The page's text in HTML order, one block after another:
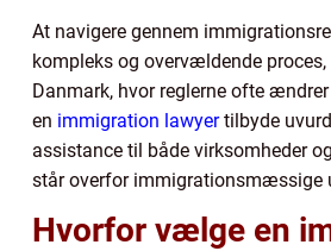
At navigere gennem
kompleks og overvældende
Danmark, hvor reglerne ofte
en immigration lawyertilbyde
assistance til både virksomheder
står overfor immigrationsmæssige
Hvorfor vælge en